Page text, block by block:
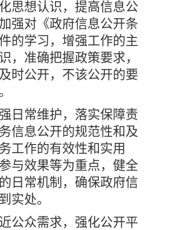
想认识，提高信息公
强对《政府信息公开条
的学习，增强工作的主
，准确把握政策要求，
时公开，不该公开的要
常维护，落实保障责
信息公开的规范性和及
工作的有效性和实用
与效果等为重点，健全
日常机制，确保政府信
实处。
众需求，强化公开平